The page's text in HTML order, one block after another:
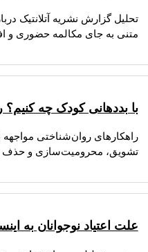
متنی به جای مکالمه حضوری و
با بددهانی کودک چه کنیم؟
راهکارهای روان‌شناختی
تشویق، محرومیت‌سازی و حذف
علت اعتیاد نوجوانان به